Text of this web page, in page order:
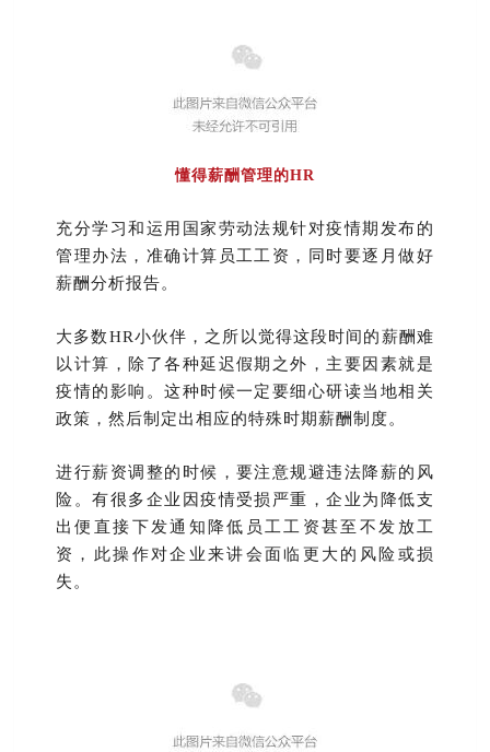
懂得薪酬管理的HR
充分学习和运用国家劳动法规针对疫情期发布的
管理办法，准确计算员工工资，同时要逐月做好
薪酬分析报告。
大多数HR小伙伴，之所以觉得这段时间的薪酬难
以计算，除了各种延迟假期之外，主要因素就是
疫情的影响。这种时候一定要细心研读当地相关
政策，然后制定出相应的特殊时期薪酬制度。
进行薪资调整的时候，要注意规避违法降薪的风
险。有很多企业因疫情受损严重，企业为降低支
出便直接下发通知降低员工工资甚至不发放工
资，此操作对企业来讲会面临更大的风险或损
失。